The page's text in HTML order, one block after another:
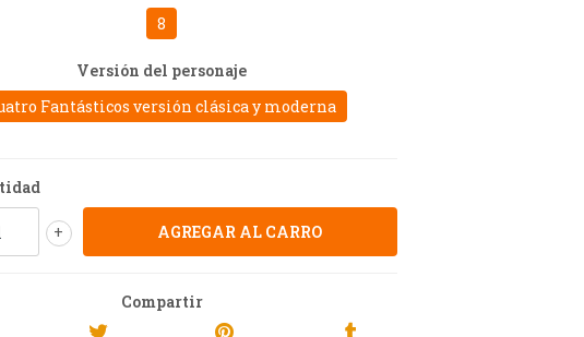
8
Versión del personaje
Fantásticos versión clásica y moderna
+
Compartir